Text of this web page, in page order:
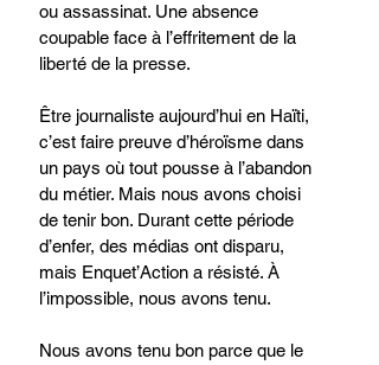
ou assassinat. Une absence
coupable face à l’effritement de la
liberté de la presse.
Être journaliste aujourd’hui en Haïti,
c’est faire preuve d’héroïsme dans
un pays où tout pousse à l’abandon
du métier. Mais nous avons choisi
de tenir bon. Durant cette période
d’enfer, des médias ont disparu,
mais Enquet’Action a résisté. À
l’impossible, nous avons tenu.
Nous avons tenu bon parce que le